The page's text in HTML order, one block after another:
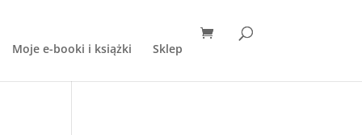
Moje e-booki i książki Sklep